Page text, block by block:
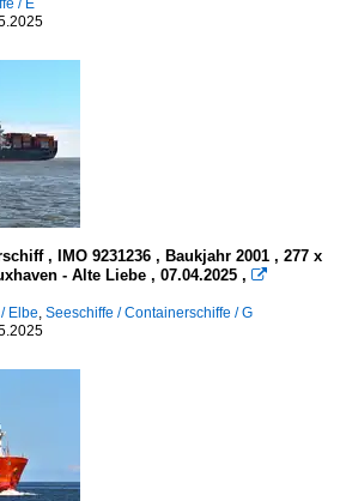
/ E
, IMO 9231236 , Baukjahr 2001 , 277 x
- Alte Liebe , 07.04.2025 , 
Elbe, Seeschiffe / Containerschiffe / G